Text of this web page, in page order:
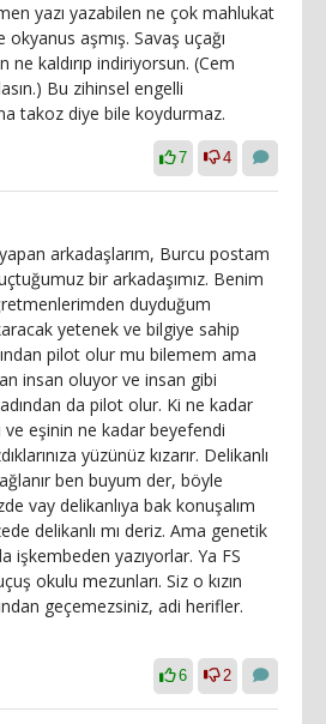
yazı yazabilen ne çok mahlukat
okyanus aşmış. Savaş uçağı
ne kaldırıp indiriyorsun. (Cem
Bu zihinsel engelli
takoz diye bile koydurmaz.
7 4
arkadaşlarım, Burcu postam
bir arkadaşımız. Benim
duyduğum
yetenek ve bilgiye sahip
pilot olur mu bilemem ama
insan oluyor ve insan gibi
da pilot olur. Ki ne kadar
ve eşinin ne kadar beyefendi
yüzünüz kızarır. Delikanlı
ben buyum der, böyle
vay delikanlıya bak konuşalım
delikanlı mı deriz. Ama genetik
işkembeden yazıyorlar. Ya FS
okulu mezunları. Siz o kızın
geçemezsiniz, adi herifler.
6 2